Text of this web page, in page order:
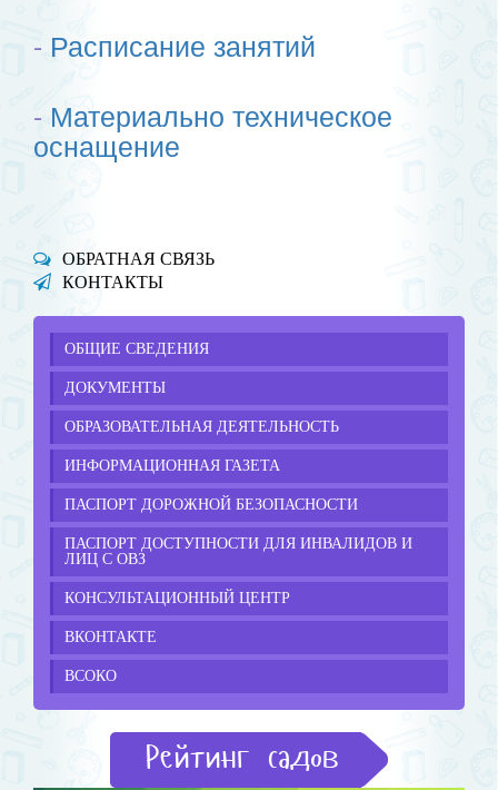
- Расписание занятий
- Материально техническое
оснащение
ОБРАТНАЯ СВЯЗЬ
КОНТАКТЫ
ОБЩИЕ СВЕДЕНИЯ
ДОКУМЕНТЫ
ОБРАЗОВАТЕЛЬНАЯ ДЕЯТЕЛЬНОСТЬ
ИНФОРМАЦИОННАЯ ГАЗЕТА
ПАСПОРТ ДОРОЖНОЙ БЕЗОПАСНОСТИ
ПАСПОРТ ДОСТУПНОСТИ ДЛЯ ИНВАЛИДОВ И
ЛИЦ С ОВЗ
КОНСУЛЬТАЦИОННЫЙ ЦЕНТР
ВКОНТАКТЕ
ВСОКО
Рейтинг садов